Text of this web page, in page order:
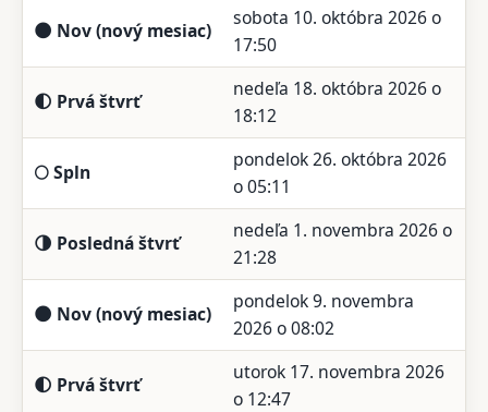
🌑 Nov (nový mesiac)
sobota 10. októbra 2026 o
17:50
🌓 Prvá štvrť
nedeľa 18. októbra 2026 o
18:12
🌕 Spln
pondelok 26. októbra 2026
o 05:11
🌗 Posledná štvrť
nedeľa 1. novembra 2026 o
21:28
🌑 Nov (nový mesiac)
pondelok 9. novembra
2026 o 08:02
🌓 Prvá štvrť
utorok 17. novembra 2026
o 12:47